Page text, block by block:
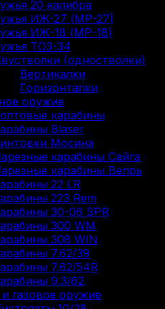
20 калибра
ИЖ-27 (МР-27)
ИЖ-18 (МР-18)
ТОЗ-34
(одностволки)
Вертикалки
Горизонталки
оружие
карабины
Blaser
Мосина
карабины Сайга
карабины Вепрь
22 LR
223 Rem
30-06 SPR
300 WM
308 WIN
7.62/39
7.62/54R
9.3/62
газовое оружие